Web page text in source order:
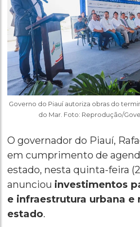
Governo do Piauí autoriza obras do
do Mar. Foto: Reprodução/
O governador do Piauí,
em cumprimento de
estado, nesta quinta-feira
anunciou investimentos
e infraestrutura urbana e
estado.